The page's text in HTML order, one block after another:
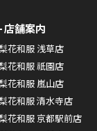
店舗案内
花和服 浅草店
花和服 祇園店
花和服 嵐山店
花和服 清水寺店
花和服 京都駅前店